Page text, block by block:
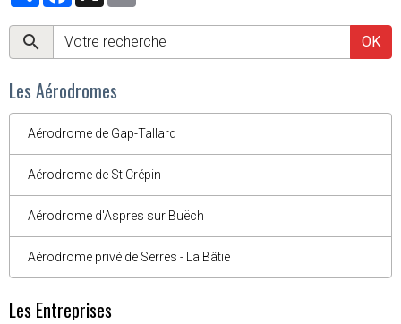
OK
Les Aérodromes
Aérodrome de Gap-Tallard
Aérodrome de St Crépin
Aérodrome d'Aspres sur Buëch
Aérodrome privé de Serres - La Bâtie
Les Entreprises